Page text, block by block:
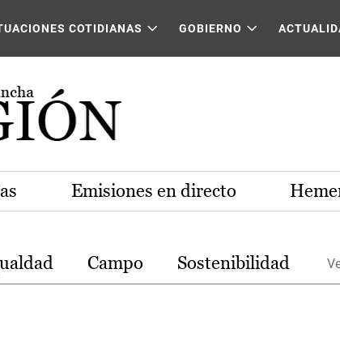
COTIDIANAS GOBIERNO
Emisiones en directo
Campo Sostenibilidad